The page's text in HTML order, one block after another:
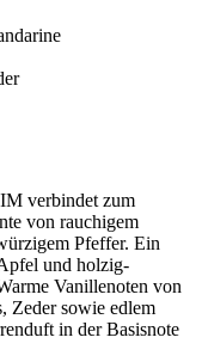
verbindet zum
von rauchigem
Pfeffer. Ein
und holzig-
Vanillenoten von
Zeder sowie edlem
in der Basisnote